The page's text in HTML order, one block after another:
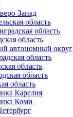
Запад
область
область
область
автономный округ
область
область
область
область
Карелия
Коми